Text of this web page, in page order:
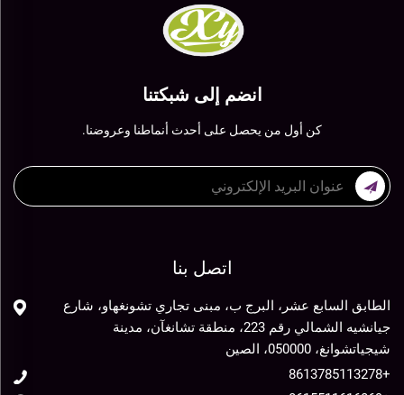
انضم إلى شبكتنا
كن أول من يحصل على أحدث أنماطنا وعروضنا.
اتصل بنا
الطابق السابع عشر، البرج ب، مبنى تجاري تشونغهاو، شارع
جيانشيه الشمالي رقم 223، منطقة تشانغآن، مدينة
شيجياتشوانغ، 050000، الصين
+8613785113278